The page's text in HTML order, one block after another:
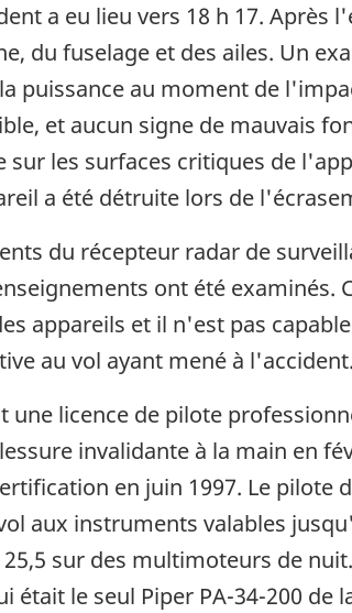
a eu lieu vers 18 h 17.
du fuselage et des ailes. Un
puissance au moment de
et aucun signe de mauvais
sur les surfaces critiques de
a été détruite lors de
du récepteur radar de
ont été examinés.
appareils et il n'est pas
au vol ayant mené à l'accident.
une licence de pilote
invalidante à la main en
en juin 1997. Le
aux instruments valables
sur des multimoteurs de
était le seul Piper PA-34-200